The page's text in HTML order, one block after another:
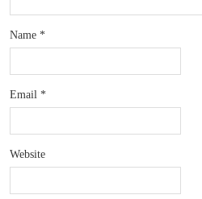
Name *
Email *
Website